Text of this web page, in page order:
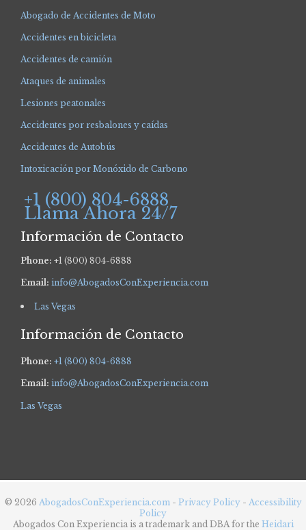
Abogado de Accidentes de Moto
Accidentes en bicicleta
Accidentes de camión
Ataques de animales
Lesiones peatonales
Accidentes por resbalones y caídas
Accidentes de Autobús
Intoxicación por Monóxido de Carbono
+1 (800) 804-6888
Llama Ahora 24/7
Información de Contacto
Phone: +1 (800) 804-6888
Email: info@AbogadosConExperiencia.com
Las Vegas
Información de Contacto
Phone: +1 (800) 804-6888
Email: info@AbogadosConExperiencia.com
Las Vegas
© 2026 AbogadosConExperiencia.com- Privacy Policy - Accessibility
Policy
Abogados Con Experiencia is a trademark and DBA for the Heidari